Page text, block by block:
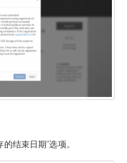
结束日期”选项。